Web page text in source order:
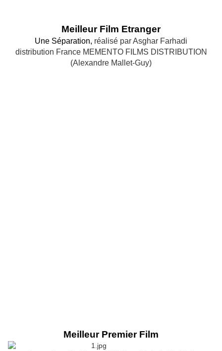
Meilleur Film Etranger
Une Séparation, réalisé par Asghar Farhadi
distribution France MEMENTO FILMS DISTRIBUTION
(Alexandre Mallet-Guy)
Meilleur Premier Film